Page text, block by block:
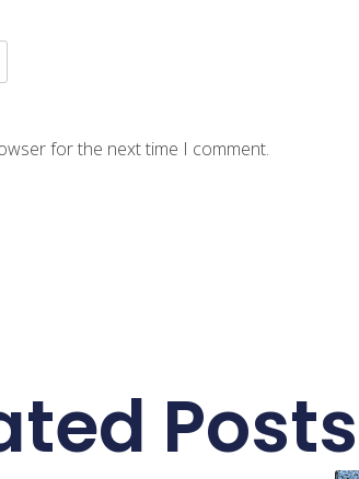
for the next time I comment.
Posts